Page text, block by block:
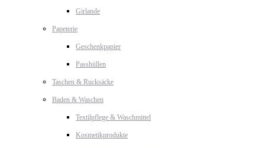
Girlande
Papeterie
Geschenkpapier
Passhüllen
Taschen & Rucksäcke
Baden & Waschen
Textilpflege & Waschmittel
Kosmetikprodukte